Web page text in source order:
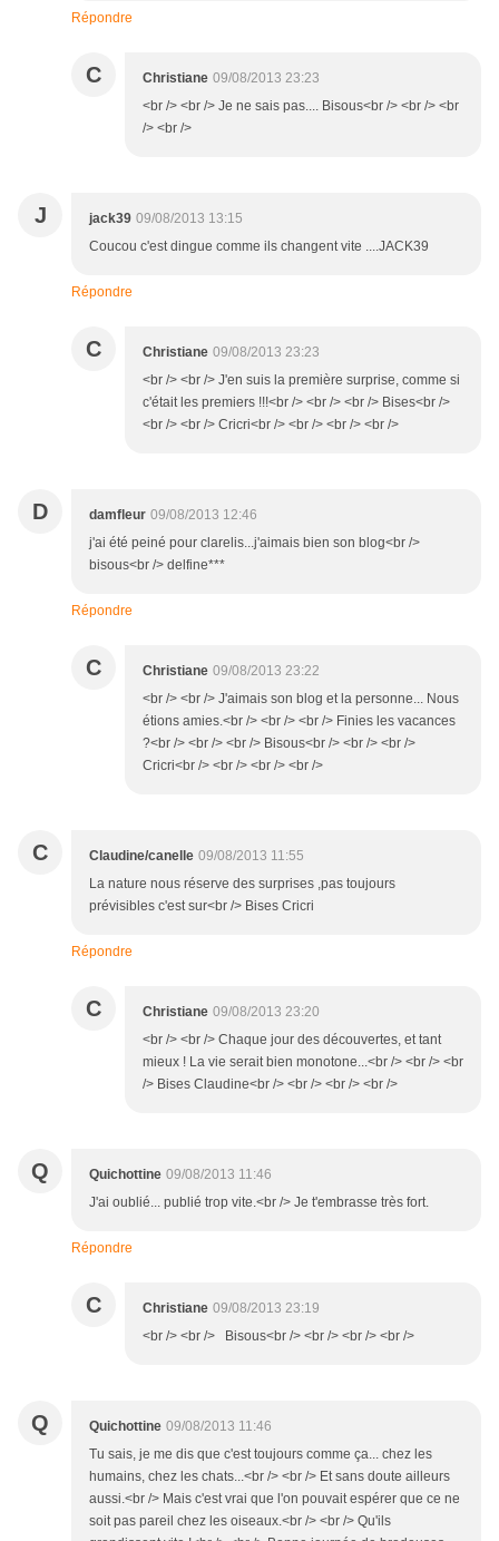
Répondre
C Christiane 09/08/2013 23:23
<br /> <br /> Je ne sais pas.... Bisous<br /> <br /> <br
/> <br />
J jack39 09/08/2013 13:15
Coucou c'est dingue comme ils changent vite ....JACK39
Répondre
C Christiane 09/08/2013 23:23
<br /> <br /> J'en suis la première surprise, comme si
c'était les premiers !!!<br /> <br /> <br /> Bises<br />
<br /> <br /> Cricri<br /> <br /> <br /> <br />
D damfleur 09/08/2013 12:46
j'ai été peiné pour clarelis...j'aimais bien son blog<br />
bisous<br /> delfine***
Répondre
C Christiane 09/08/2013 23:22
<br /> <br /> J'aimais son blog et la personne... Nous
étions amies.<br /> <br /> <br /> Finies les vacances
?<br /> <br /> <br /> Bisous<br /> <br /> <br />
Cricri<br /> <br /> <br /> <br />
C Claudine/canelle 09/08/2013 11:55
La nature nous réserve des surprises ,pas toujours
prévisibles c'est sur<br /> Bises Cricri
Répondre
C Christiane 09/08/2013 23:20
<br /> <br /> Chaque jour des découvertes, et tant
mieux ! La vie serait bien monotone...<br /> <br /> <br
/> Bises Claudine<br /> <br /> <br /> <br />
Q Quichottine 09/08/2013 11:46
J'ai oublié... publié trop vite.<br /> Je t'embrasse très fort.
Répondre
C Christiane 09/08/2013 23:19
<br /> <br /> Bisous<br /> <br /> <br /> <br />
Q Quichottine 09/08/2013 11:46
Tu sais, je me dis que c'est toujours comme ça... chez les
humains, chez les chats...<br /> <br /> Et sans doute ailleurs
aussi.<br /> Mais c'est vrai que l'on pouvait espérer que ce ne
soit pas pareil chez les oiseaux.<br /> <br /> Qu'ils